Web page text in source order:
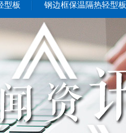
型板 钢边框保温隔热轻型板